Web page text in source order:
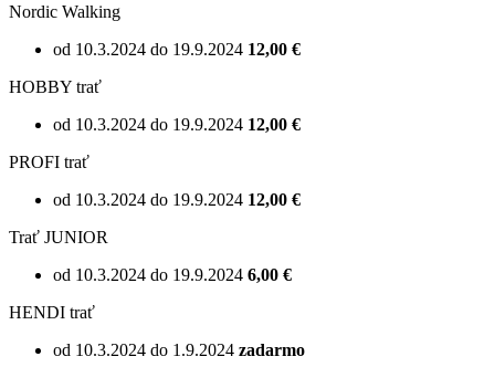
Nordic Walking
od 10.3.2024 do 19.9.2024 12,00 €
HOBBY trať
od 10.3.2024 do 19.9.2024 12,00 €
PROFI trať
od 10.3.2024 do 19.9.2024 12,00 €
Trať JUNIOR
od 10.3.2024 do 19.9.2024 6,00 €
HENDI trať
od 10.3.2024 do 1.9.2024 zadarmo